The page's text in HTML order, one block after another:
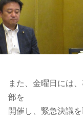
また、金曜日には、
部を
開催し、緊急決議